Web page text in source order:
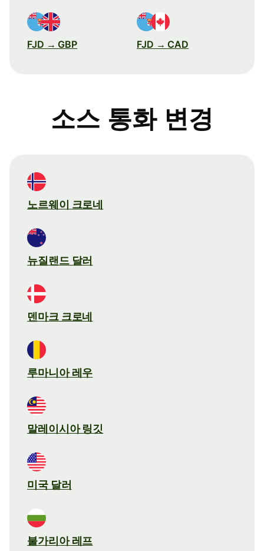
FJD → GBP FJD → CAD
소스 통화 변경
노르웨이 크로네
뉴질랜드 달러
덴마크 크로네
루마니아 레우
말레이시아 링깃
미국 달러
불가리아 레프